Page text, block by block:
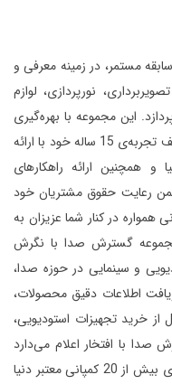
صدا برتر توس با 15 سال سابقه مستمر، در زمینه معرفی و
نورپردازی، لوازم
این مجموعه با بهره‌گیری
از افراد مجرب و مهندسین متخصص و به لطف تجربه‌ی 15 ساله خود با ارائه
همچنین ارائه راهکارهای
رعایت حقوق مشتریان خود
همواره در کنار شما عزیزان به
گسترش صدا با نگرش
و سینمایی در حوزه صدا،
اطلاعات دقیق محصولات،
خرید تجهیزات استودیویی،
صدا با افتخار اعلام می‌دارد
این مجموعه در حال حاضر نمایندگی انحصاری بیش از 20 کمپانی معتبر دنیا